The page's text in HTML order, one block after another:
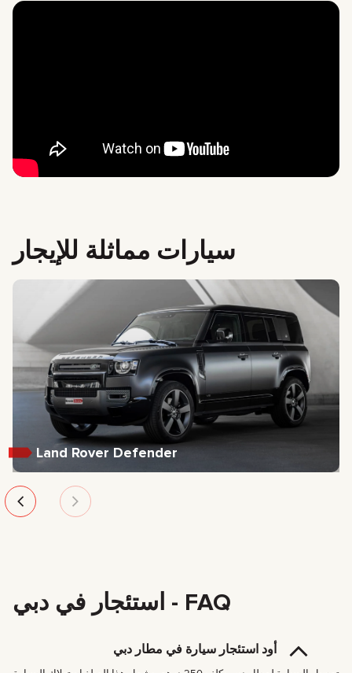
سيارات مماثلة للإيجار
Land Rover Defender
FAQ - استئجار في دبي
أود استئجار سيارة في مطار دبي